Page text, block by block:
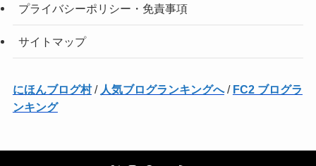
プライバシーポリシー・免責事項
サイトマップ
にほんブログ村/ 人気ブログランキングへ/ FC2 ブログラ
ンキング